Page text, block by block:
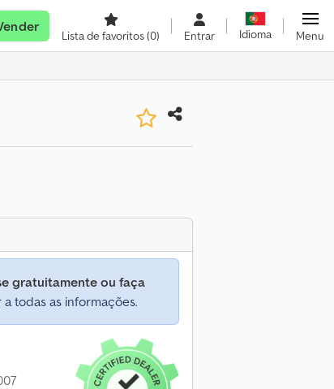
Lista de favoritos(0) Entrar Idioma Menu
gratuitamente ou faça
todas as informações.